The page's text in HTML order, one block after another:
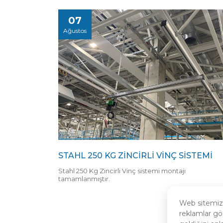
Web
reklamlar
07
Ağustos
STAHL 250 KG ZINCIRLI VINÇ SISTEMI
Stahl 250 Kg Zincirli Vinç sistemi montajı
tamamlanmıştır.